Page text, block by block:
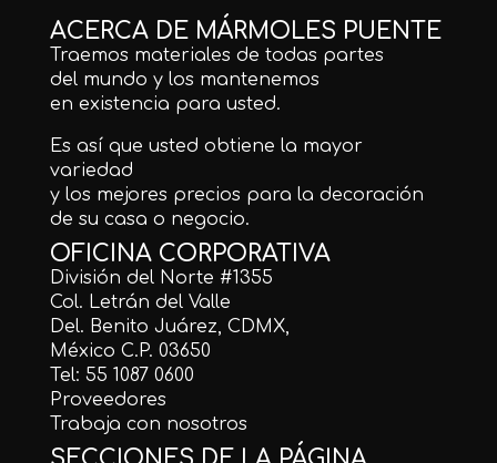
ACERCA DE MÁRMOLES PUENTE
Traemos materiales de todas partes
del mundo y los mantenemos
en existencia para usted.
Es así que usted obtiene la mayor
variedad
y los mejores precios para la decoración
de su casa o negocio.
OFICINA CORPORATIVA
División del Norte #1355
Col. Letrán del Valle
Del. Benito Juárez, CDMX,
México C.P. 03650
Tel: 55 1087 0600
Proveedores
Trabaja con nosotros